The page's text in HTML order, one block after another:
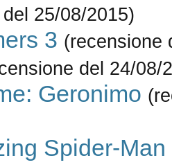
25/08/2015)
3 (recensione
del 24/08/
Geronimo
Spider-